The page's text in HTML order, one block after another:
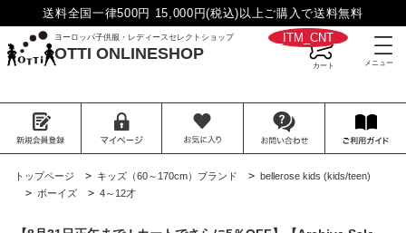
送料全国一律500円 15,000円(税込)以上ご購入で送料無料
ヨーロッパ子供服・レディースセレクトショップ
OTTI ONLINESHOP
__ITM_CNT__
トップページ > キッズ（60～170cm）ブランド > bellerose kids (kids/teen)
> ボーイズ > 4～12才